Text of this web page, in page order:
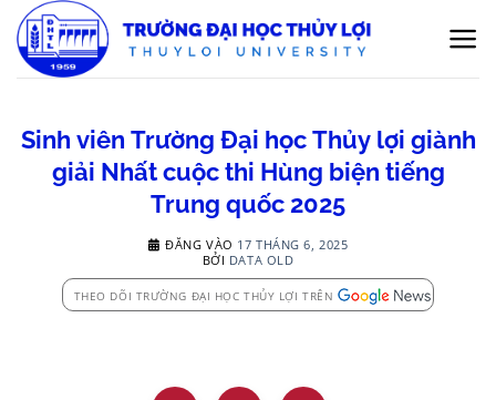
qua
nội
Sinh viên Trường Đại học Thủy lợi giành
giải Nhất cuộc thi Hùng biện tiếng
Trung quốc 2025
ĐĂNG VÀO 17 THÁNG 6, 2025
BỞI DATA OLD
THEO DÕI TRƯỜNG ĐẠI HỌC THỦY LỢI TRÊN